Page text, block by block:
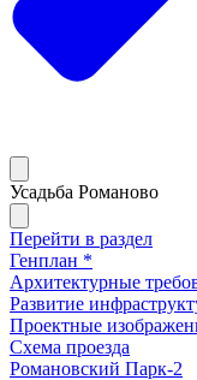
Усадьба Романово
Перейти в раздел
Генплан *
Архитектурные
Развитие
Проектные
Схема проезда
Романовский Парк-2